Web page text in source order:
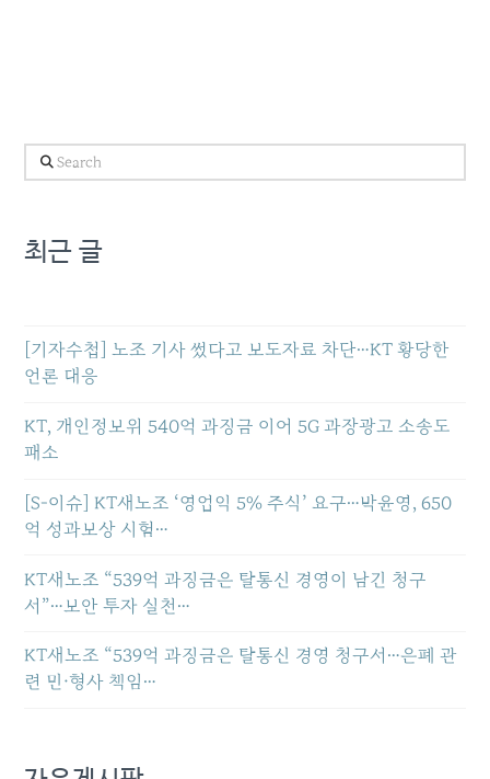
Search
최근 글
[기자수첩] 노조 기사 썼다고 보도자료 차단…KT 황당한
언론 대응
KT, 개인정보위 540억 과징금 이어 5G 과장광고 소송도
패소
[S-이슈] KT새노조 ‘영업익 5% 주식’ 요구…박윤영, 650
억 성과보상 시험…
KT새노조 “539억 과징금은 탈통신 경영이 남긴 청구
서”…보안 투자 실천…
KT새노조 “539억 과징금은 탈통신 경영 청구서…은폐 관
련 민·형사 책임…